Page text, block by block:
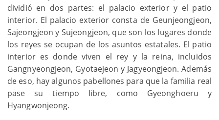
dividió en dos partes: el palacio exterior y el patio
interior. El palacio exterior consta de Geunjeongjeon,
Sajeongjeon y Sujeongjeon, que son los lugares donde
los reyes se ocupan de los asuntos estatales. El patio
interior es donde viven el rey y la reina, incluidos
Gangnyeongjeon, Gyotaejeon y Jagyeongjeon. Además
de eso, hay algunos pabellones para que la familia real
pase su tiempo libre, como Gyeonghoeru y
Hyangwonjeong.